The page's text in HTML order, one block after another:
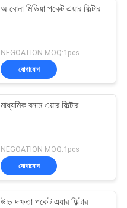
অ বোনা মিডিয়া পকেট এয়ার ফিল্টার
NEGOATION MOQ:1pcs
যোগাযোগ
মাধ্যমিক বনাম এয়ার ফিল্টার
NEGOATION MOQ:1pcs
যোগাযোগ
উচ্চ দক্ষতা পকেট এয়ার ফিল্টার